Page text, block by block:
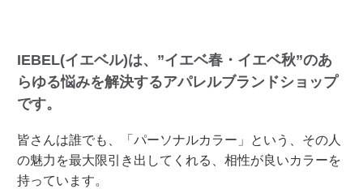
IEBEL(イエベル)は、”イエベ春・イエベ秋”のあ
らゆる悩みを解決するアパレルブランドショップ
です。
皆さんは誰でも、「パーソナルカラー」という、その人
の魅力を最大限引き出してくれる、相性が良いカラーを
持っています。